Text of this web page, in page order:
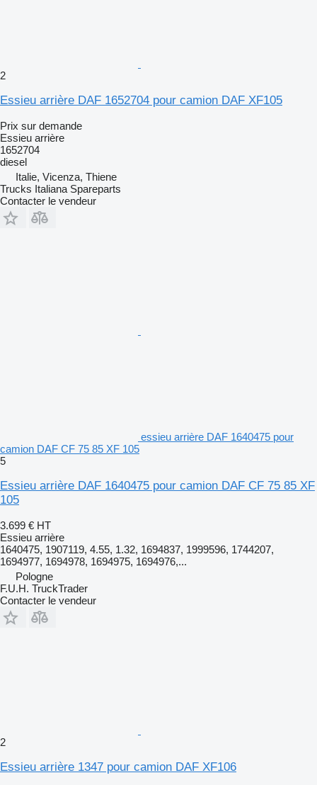
2
Essieu arrière DAF 1652704 pour camion DAF XF105
Prix sur demande
Essieu arrière
1652704
diesel
Italie, Vicenza, Thiene
Trucks Italiana Spareparts
Contacter le vendeur
essieu arrière DAF 1640475 pour
camion DAF CF 75 85 XF 105
5
Essieu arrière DAF 1640475 pour camion DAF CF 75 85 XF
105
3.699 € HT
Essieu arrière
1640475, 1907119, 4.55, 1.32, 1694837, 1999596, 1744207,
1694977, 1694978, 1694975, 1694976,...
Pologne
F.U.H. TruckTrader
Contacter le vendeur
2
Essieu arrière 1347 pour camion DAF XF106